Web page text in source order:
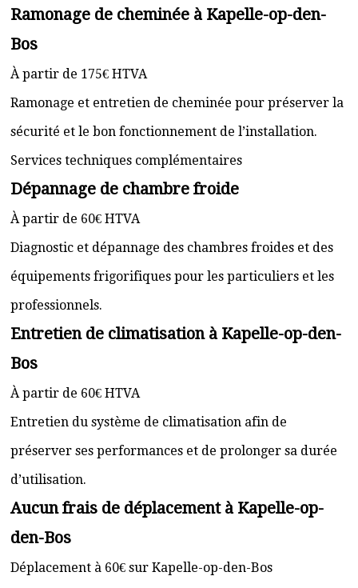
Ramonage de cheminée à Kapelle-op-den-
Bos
À partir de 175€ HTVA
Ramonage et entretien de cheminée pour préserver la
sécurité et le bon fonctionnement de l’installation.
Services techniques complémentaires
Dépannage de chambre froide
À partir de 60€ HTVA
Diagnostic et dépannage des chambres froides et des
équipements frigorifiques pour les particuliers et les
professionnels.
Entretien de climatisation à Kapelle-op-den-
Bos
À partir de 60€ HTVA
Entretien du système de climatisation afin de
préserver ses performances et de prolonger sa durée
d’utilisation.
Aucun frais de déplacement à Kapelle-op-
den-Bos
Déplacement à 60€ sur Kapelle-op-den-Bos